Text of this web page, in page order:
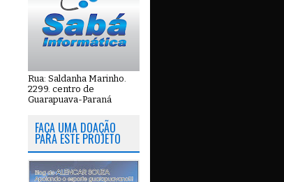
Rua: Saldanha Marinho.
2299. centro de
Guarapuava-Paraná
FAÇA UMA DOAÇÃO
PARA ESTE PROJETO